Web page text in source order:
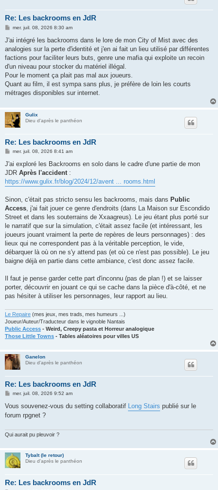
Re: Les backrooms en JdR
M
s
a
g
mer. juil. 08, 2026 8:30 am
J'ai intégré les backrooms dans le lore de mon City of Mist avec des
analogies sur la perte d'identité et j'en ai fait un lieu utilisé par différentes
factions pour faciliter leurs buts, genre une mafia qui exploite un recoin
d'un niveau pour stocker du matériel illégal.
Pour le moment ça plait pas mal aux joueurs.
Quant au film, il est sympa sans plus, je préfère de loin les courts
métrages disponibles sur internet.
Gulix
Dieu d'après le panthéon
Re: Les backrooms en JdR
M
s
a
g
e
mer. juil. 08, 2026 8:41 am
J'ai exploré les Backrooms en solo dans le cadre d'une partie de mon
JDR Après l'accident:
https://www.gulix.fr/blog/2024/12/avent ... rooms.html
Sinon, c'était pas stricto sensu les backrooms, mais dans Public
Access, j'ai fait jouer ce genre d'endroits (dans La Maison sur Escondido
Street et dans les souterrains de Xxaagreus). Le jeu étant plus porté sur
le narratif que sur la simulation, c'était assez facile (et intéressant, les
joueurs jouant vraiment la perte de repères de leurs personnages) : des
lieux qui ne correspondent pas à la véritable perception, le vide,
débarquer là où on ne s'y attend pas (et où ce n'est pas possible). Le jeu
baigne déjà en partie dans cette ambiance, c'est donc assez facile.
Il faut je pense garder cette part d'inconnu (pas de plan !) et se laisser
porter, découvrir en jouant ce qui se cache dans la pièce d'à-côté, et ne
pas hésiter à utiliser les personnages, leur rapport au lieu.
Le Repaire (mes jeux, mes trads, mes humeurs ...)
Joueur/Auteur/Traducteur dans le vignoble Nantais
Public Access - Weird, Creepy pasta et Horreur analogique
Those Little Towns - Tables aléatoires pour villes US
Ganelon
Dieu d'après le panthéon
Re: Les backrooms en JdR
M
s
a
mer. juil. 08, 2026 9:52 am
Vous souvenez-vous du setting collaboratif Long Stairs publié sur le
forum rpgnet ?
Qui aurait pu pleuvoir ?
Tybalt (le retour)
Dieu d'après le panthéon
Re: Les backrooms en JdR